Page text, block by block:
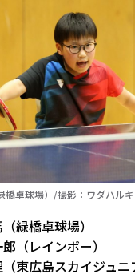
橋卓球場）/撮影：ワダハルキ
緑橋卓球場）
（レインボー）
東広島スカイジュ